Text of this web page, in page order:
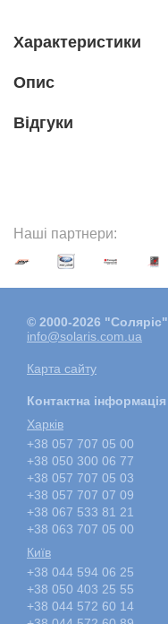
Характеристики
Опис
Вiдгуки
Наші партнери:
© 2000-2026 "Соляріс"
info@solaris.com.ua
Карта сайту
Контактна інформація
Харкiв
+38 057 707 05 00
+38 050 300 06 77
+38 057 707 05 03
+38 057 707 07 09
+38 067 533 81 21
+38 063 707 05 00
Київ
+38 044 594 06 25
+38 050 403 25 55
+38 044 572 60 14